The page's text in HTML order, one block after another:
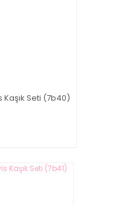
Seti (7b40)